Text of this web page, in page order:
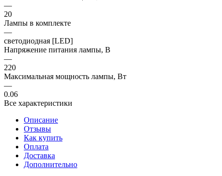
—
20
Лампы в комплекте
—
светодиодная [LED]
Напряжение питания лампы, В
—
220
Максимальная мощность лампы, Вт
—
0.06
Все характеристики
Описание
Отзывы
Как купить
Оплата
Доставка
Дополнительно